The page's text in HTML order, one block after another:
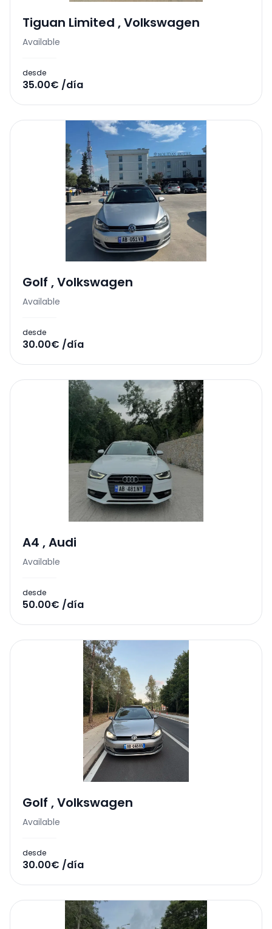
Tiguan Limited ,Volkswagen
Available
desde
35.00€ /día
Golf ,Volkswagen
Available
desde
30.00€ /día
A4 ,Audi
Available
desde
50.00€ /día
Golf ,Volkswagen
Available
desde
30.00€ /día